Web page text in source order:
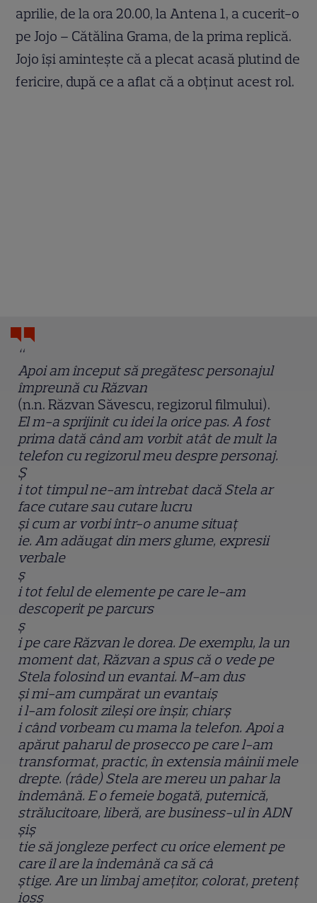
aprilie, de la ora 20.00, la Antena 1, a cucerit-o
pe Jojo – Cătălina Grama, de la prima replică.
Jojo își amintește că a plecat acasă plutind de
fericire, după ce a aflat că a obținut acest rol.
“
Apoi am început să pregătesc personajul
împreună cu Răzvan
(n.n. Răzvan Săvescu, regizorul filmului).
El m-a sprijinit cu idei la orice pas. A fost
prima dată când am vorbit atât de mult la
telefon cu regizorul meu despre personaj.
Ș
i tot timpul ne-am întrebat dacă Stela ar
face cutare sau cutare lucru
și cum ar vorbi într-o anume situaț
ie. Am adăugat din mers glume, expresii
verbale
ș
i tot felul de elemente pe care le-am
descoperit pe parcurs
ș
i pe care Răzvan le dorea. De exemplu, la un
moment dat, Răzvan a spus că o vede pe
Stela folosind un evantai. M-am dus
și mi-am cumpărat un evantaiș
i l-am folosit zileși ore înșir, chiarș
i când vorbeam cu mama la telefon. Apoi a
apărut paharul de prosecco pe care l-am
transformat, practic, în extensia mâinii mele
drepte. (râde) Stela are mereu un pahar la
îndemână. E o femeie bogată, puternică,
strălucitoare, liberă, are business-ul în ADN
șiș
tie să jongleze perfect cu orice element pe
care îl are la îndemână ca să câ
știge. Are un limbaj amețitor, colorat, pretenț
iosș